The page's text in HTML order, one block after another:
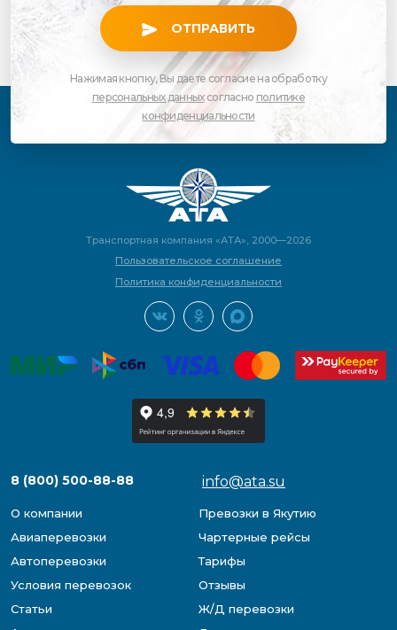
ОТПРАВИТЬ
Нажимая кнопку, Вы даете согласие на обработку
персональных данныхсогласно политике
конфиденциальности
Транспортная компания «АТА», 2000—2026
Пользовательское соглашение
Политика конфиденциальности
8 (800) 500-88-88 info@ata.su
О компании
Превозки в Якутию
Авиаперевозки
Чартерные рейсы
Автоперевозки
Тарифы
Условия перевозок
Отзывы
Статьи
Ж/Д перевозки